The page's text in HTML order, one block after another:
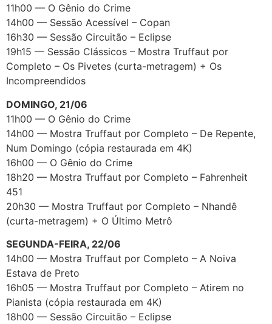
11h00 — O Gênio do Crime
14h00 — Sessão Acessível – Copan
16h30 — Sessão Circuitão – Eclipse
19h15 — Sessão Clássicos – Mostra Truffaut por
Completo – Os Pivetes (curta-metragem) + Os
Incompreendidos
DOMINGO, 21/06
11h00 — O Gênio do Crime
14h00 — Mostra Truffaut por Completo – De Repente,
Num Domingo (cópia restaurada em 4K)
16h00 — O Gênio do Crime
18h20 — Mostra Truffaut por Completo – Fahrenheit
451
20h30 — Mostra Truffaut por Completo – Nhandê
(curta-metragem) + O Último Metrô
SEGUNDA-FEIRA, 22/06
14h00 — Mostra Truffaut por Completo – A Noiva
Estava de Preto
16h05 — Mostra Truffaut por Completo – Atirem no
Pianista (cópia restaurada em 4K)
18h00 — Sessão Circuitão – Eclipse